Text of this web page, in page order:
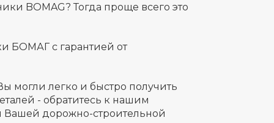
BOMAG? Тогда проще всего это
БОМАГ с гарантией от
могли легко и быстро получить
- обратитесь к нашим
Вашей дорожно-строительной